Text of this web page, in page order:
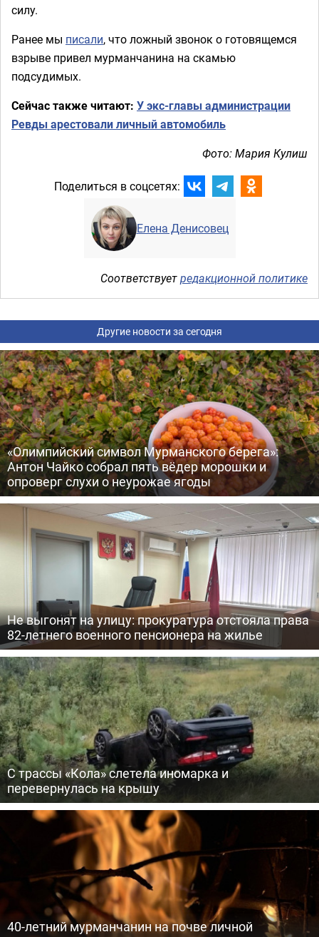
силу.
Ранее мы писали, что ложный звонок о готовящемся
взрыве привел мурманчанина на скамью
подсудимых.
Сейчас также читают: У экс-главы администрации
Ревды арестовали личный автомобиль
Фото: Мария Кулиш
Поделиться в соцсетях:
Елена Денисовец
Соответствуетредакционной политике
Другие новости за сегодня
«Олимпийский символ Мурманского берега»:
Антон Чайко собрал пять вёдер морошки и
опроверг слухи о неурожае ягоды
Не выгонят на улицу: прокуратура отстояла права
82-летнего военного пенсионера на жилье
С трассы «Кола» слетела иномарка и
перевернулась на крышу
40-летний мурманчанин на почве личной